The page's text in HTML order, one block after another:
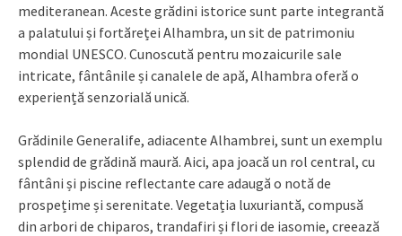
mediteranean. Aceste grădini istorice sunt parte integrantă
a palatului și fortăreței Alhambra, un sit de patrimoniu
mondial UNESCO. Cunoscută pentru mozaicurile sale
intricate, fântânile și canalele de apă, Alhambra oferă o
experiență senzorială unică.
Grădinile Generalife, adiacente Alhambrei, sunt un exemplu
splendid de grădină maură. Aici, apa joacă un rol central, cu
fântâni și piscine reflectante care adaugă o notă de
prospețime și serenitate. Vegetația luxuriantă, compusă
din arbori de chiparos, trandafiri și flori de iasomie, creează